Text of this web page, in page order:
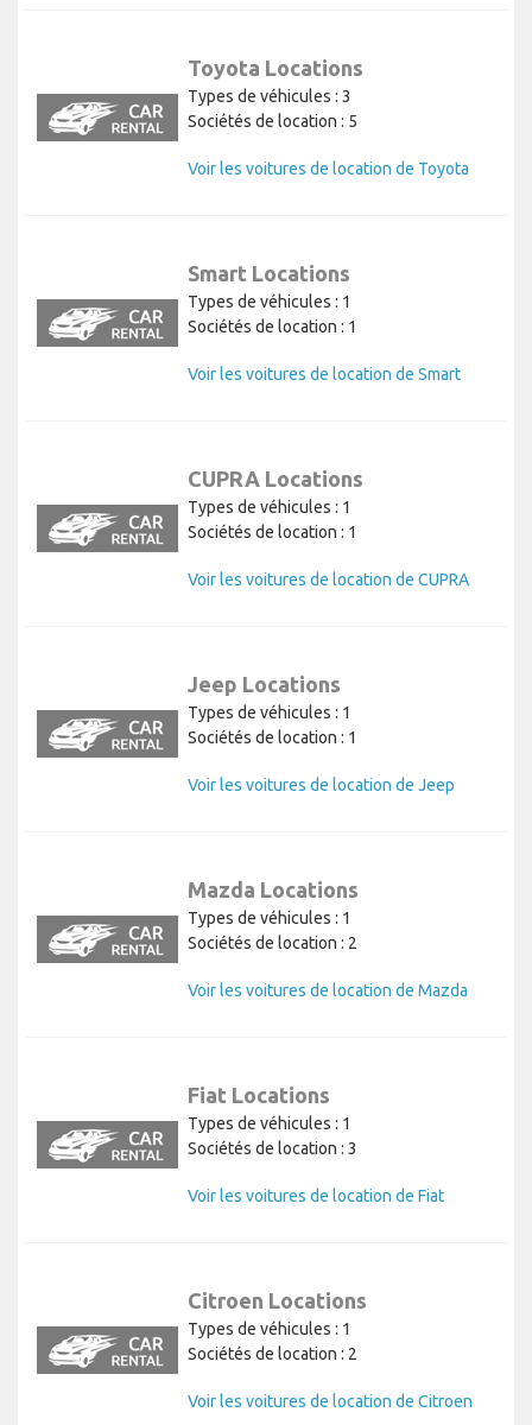
Toyota Locations
Types de véhicules : 3
Sociétés de location : 5
Voir les voitures de location de Toyota
Smart Locations
Types de véhicules : 1
Sociétés de location : 1
Voir les voitures de location de Smart
CUPRA Locations
Types de véhicules : 1
Sociétés de location : 1
Voir les voitures de location de CUPRA
Jeep Locations
Types de véhicules : 1
Sociétés de location : 1
Voir les voitures de location de Jeep
Mazda Locations
Types de véhicules : 1
Sociétés de location : 2
Voir les voitures de location de Mazda
Fiat Locations
Types de véhicules : 1
Sociétés de location : 3
Voir les voitures de location de Fiat
Citroen Locations
Types de véhicules : 1
Sociétés de location : 2
Voir les voitures de location de Citroen